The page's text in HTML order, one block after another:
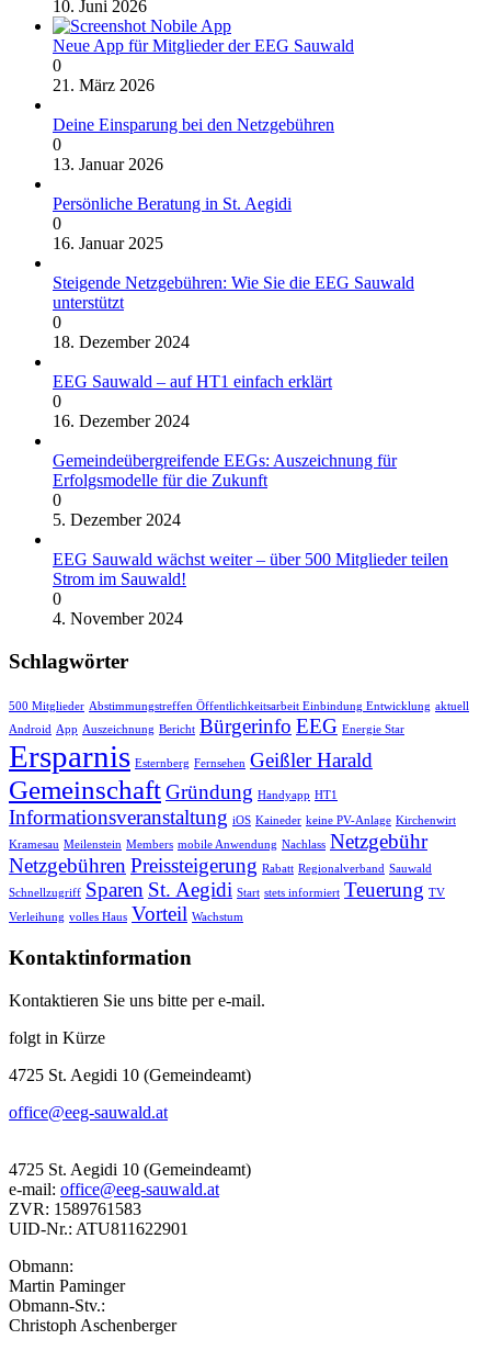
10. Juni 2026
Neue App für Mitglieder der EEG Sauwald
0
21. März 2026
Deine Einsparung bei den Netzgebühren
0
13. Januar 2026
Persönliche Beratung in St. Aegidi
0
16. Januar 2025
Steigende Netzgebühren: Wie Sie die EEG Sauwald
unterstützt
0
18. Dezember 2024
EEG Sauwald – auf HT1 einfach erklärt
0
16. Dezember 2024
Gemeindeübergreifende EEGs: Auszeichnung für
Erfolgsmodelle für die Zukunft
0
5. Dezember 2024
EEG Sauwald wächst weiter – über 500 Mitglieder teilen
Strom im Sauwald!
0
4. November 2024
Schlagwörter
500 Mitglieder Abstimmungstreffen Öffentlichkeitsarbeit Einbindung Entwicklung aktuell
Android
App Auszeichnung Bericht Bürgerinfo EEG Energie Star
Ersparnis Esternberg Fernsehen Geißler Harald
GemeinschaftGründung Handyapp HT1
Informationsveranstaltung iOS Kaineder keine PV-Anlage Kirchenwirt
Kramesau Meilenstein Members mobile Anwendung Nachlass Netzgebühr
Netzgebühren Preissteigerung Rabatt Regionalverband Sauwald
Schnellzugriff Sparen St. Aegidi Start stets informiert Teuerung TV
Verleihung volles Haus Vorteil Wachstum
Kontaktinformation
Kontaktieren Sie uns bitte per e-mail.
folgt in Kürze
4725 St. Aegidi 10 (Gemeindeamt)
office@eeg-sauwald.at
4725 St. Aegidi 10 (Gemeindeamt)
e-mail: office@eeg-sauwald.at
ZVR: 1589761583
UID-Nr.: ATU811622901
Obmann:
Martin Paminger
Obmann-Stv.:
Christoph Aschenberger